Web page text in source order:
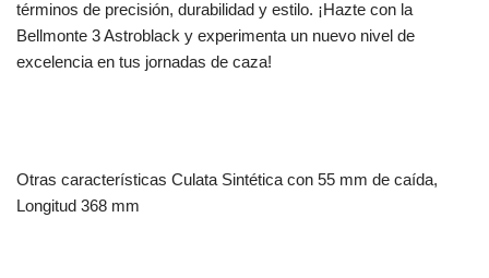
términos de precisión, durabilidad y estilo. ¡Hazte con la
Bellmonte 3 Astroblack y experimenta un nuevo nivel de
excelencia en tus jornadas de caza!
Otras características Culata Sintética con 55 mm de caída,
Longitud 368 mm